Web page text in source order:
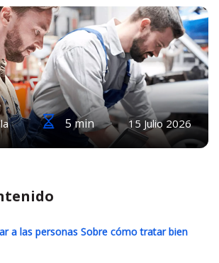
5 min 15 Julio 2026
a las personas Sobre cómo tratar bien